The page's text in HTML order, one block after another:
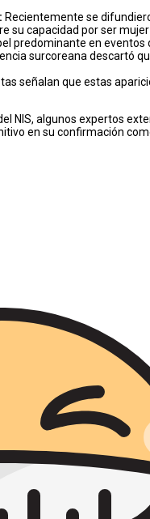
Recientemente se
su capacidad por ser
predominante en
surcoreana descartó
señalan que estas
NIS, algunos expertos
en su confirmación